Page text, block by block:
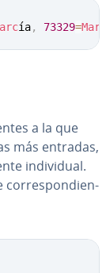
ía, 73329=Mar
a la que
más entradas,
in­di­vi­dual.
co­rre­s­po­n­die­n­